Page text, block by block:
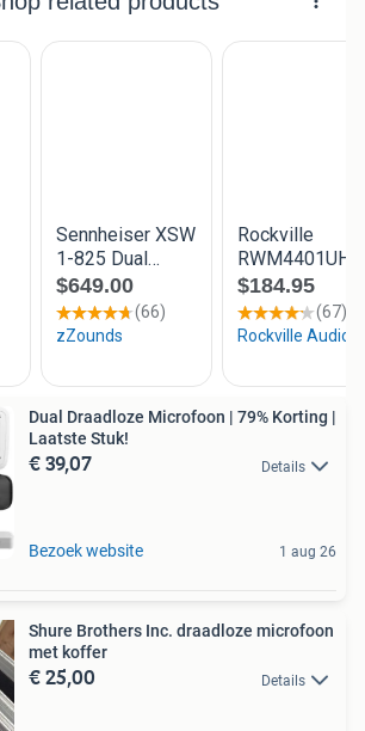
Dual Draadloze Microfoon | 79% Korting |
Laatste Stuk!
€ 39,07 Details
Bezoek website 1 aug 26
Shure Brothers Inc. draadloze microfoon
met koffer
€ 25,00 Details